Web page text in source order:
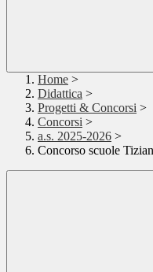
Home >
Didattica >
Progetti & Concorsi >
Concorsi >
a.s. 2025-2026 >
Concorso scuole